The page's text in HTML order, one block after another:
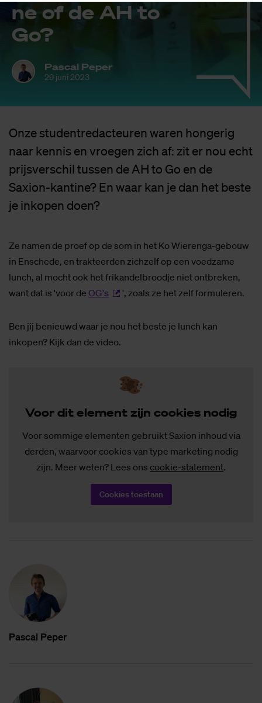
ne of de AH to
Go?
Pascal Peper
29 juni 2023
Onze studentredacteuren waren hongerig
naar kennis en vroegen zich af: zit er nou echt
prijsverschil tussen de AH to Go en de
Saxion-kantine? En waar kan je dan het beste
je inkopen doen?
Ze namen de proef op de som in het Ko Wierenga-gebouw
in Enschede, en trakteerden zichzelf op een voedzame
lunch, al mocht ook het frikandelbroodje niet ontbreken,
want dat is 'voor de OG's ', zoals ze het zelf formuleren.
Ben jij benieuwd waar je nou het beste je lunch kan
inkopen? Kijk dan de video.
Voor dit ele­ment zijn coo­kies no­dig
Voor sommige elementen gebruikt Saxion inhoud via
derden, waarvoor cookies van type marketing nodig
zijn. Meer weten? Lees ons cookie-statement.
Cookies toestaan
Pas­cal Pe­per